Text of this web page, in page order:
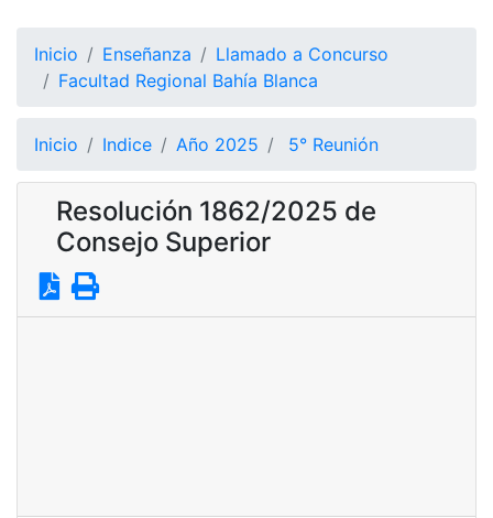
Inicio Enseñanza
Llamado a Concurso
Facultad Regional Bahía Blanca
Inicio Indice Año 2025 5° Reunión
Resolución 1862/2025 de
Consejo Superior